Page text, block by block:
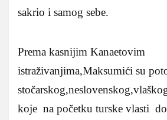
sakrio i samog sebe.
Prema kasnijim Kanaetovim
istraživanjima,Maksumići su
koje na početku turske vlasti